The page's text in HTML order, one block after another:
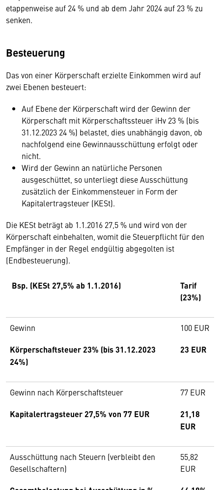
etappenweise auf 24 % und ab dem Jahr 2024 auf 23 % zu
senken.
Besteuerung
Das von einer Körperschaft erzielte Einkommen wird auf
zwei Ebenen besteuert:
Auf Ebene der Körperschaft wird der Gewinn der
Körperschaft mit Körperschaftssteuer iHv 23 % (bis
31.12.2023 24 %) belastet, dies unabhängig davon, ob
nachfolgend eine Gewinnausschüttung erfolgt oder
nicht.
Wird der Gewinn an natürliche Personen
ausgeschüttet, so unterliegt diese Ausschüttung
zusätzlich der Einkommensteuer in Form der
Kapitalertragsteuer (KESt).
Die KESt beträgt ab 1.1.2016 27,5 % und wird von der
Körperschaft einbehalten, womit die Steuerpflicht für den
Empfänger in der Regel endgültig abgegolten ist
(Endbesteuerung).
Bsp. (KESt 27,5% ab 1.1.2016)
Tarif
(23%)
Gewinn
Körperschaftsteuer 23% (bis 31.12.2023
24%)
100 EUR
23 EUR
Gewinn nach Körperschaftsteuer
Kapitalertragsteuer 27,5% von 77 EUR
77 EUR
21,18
EUR
Ausschüttung nach Steuern (verbleibt den
Gesellschaftern)
55,82
EUR